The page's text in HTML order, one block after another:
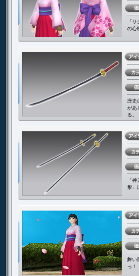
「
の心
歴史
があ
る。
「
形」
舞い
っ！